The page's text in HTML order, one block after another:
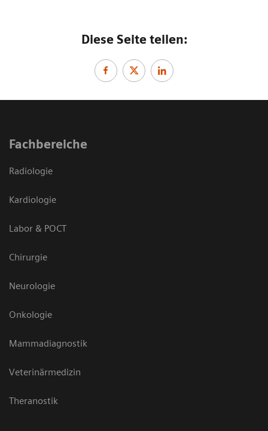
Diese Seite teilen:
Fachbereiche
Radiologie
Kardiologie
Labor & POCT
Chirurgie
Neurologie
Onkologie
Mammadiagnostik
Veterinärmedizin
Theranostik